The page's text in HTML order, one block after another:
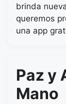
brinda
queremos
una app
Paz y
Mano